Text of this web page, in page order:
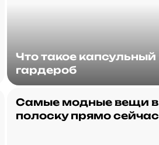
Что такое капсульный
гардероб
Самые модные вещи в
полоску прямо сейчас